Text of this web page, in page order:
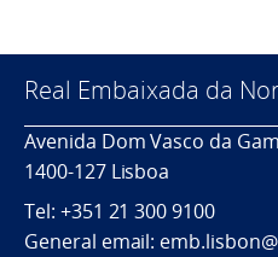
Real Embaixada da
Avenida Dom Vasco da
1400-127 Lisboa
Tel: +351 21 3009100
General email: